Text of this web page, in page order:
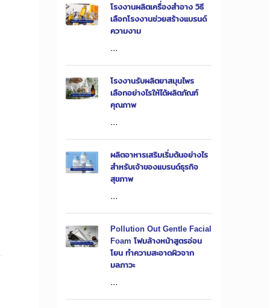
โรงงานผลิตเครื่องสำอาง วิธี
เลือกโรงงานช่วยสร้างแบรนด์
ความงาม
...
โรงงานรับผลิตยาสมุนไพร
เลือกอย่างไรให้ได้ผลิตภัณฑ์
คุณภาพ
...
ผลิตอาหารเสริมเริ่มต้นอย่างไร
สำหรับเจ้าของแบรนด์ธุรกิจ
สุขภาพ
...
Pollution Out Gentle Facial
Foam โฟมล้างหน้าสูตรอ่อน
โยน ทำความสะอาดผิวจาก
มลภาวะ
...